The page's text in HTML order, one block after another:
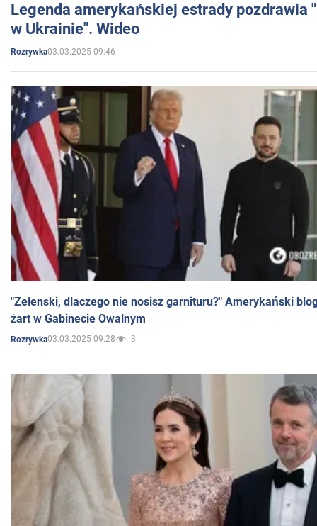
Legenda amerykańskiej estrady pozdrawia
w Ukrainie". Wideo
Rozrywka03.03.2025 09:46
"Zełenski, dlaczego nie nosisz garnituru?" Amerykański
żart w Gabinecie Owalnym
Rozrywka03.03.2025 09:28 3